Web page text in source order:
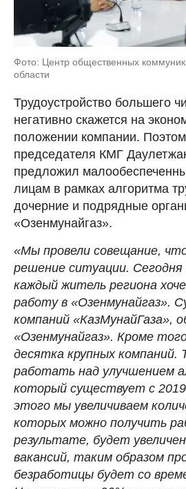
Фото: Центр общественных
области
Трудоустройство большего
негативно скажется на
положении компании.
председателя КМГ
предложил
лицам в рамках алгоритма
дочерние и подрядные
«Озенмунайгаз».
«Мы провели совещание,
решение ситуации. Сегодня
каждый житель региона
работу в «Озенмунайгаз».
компаний «КазМунайГаза»,
«Озенмунайгаз». Кроме
десятка крупных компаний.
работать над улучшением
который существует с
этого мы увеличиваем
которых можно получить
результате, будет
вакансий, таким образом
безработицы будет со